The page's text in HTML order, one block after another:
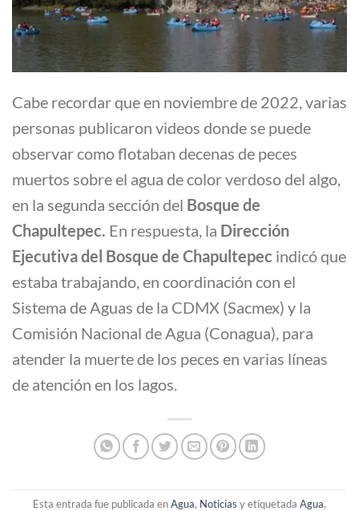
Cabe recordar que en noviembre de 2022, varias
personas publicaron videos donde se puede
observar como flotaban decenas de peces
muertos sobre el agua de color verdoso del algo,
en la segunda sección del Bosque de
Chapultepec. En respuesta, la Dirección
Ejecutiva del Bosque de Chapultepec indicó que
estaba trabajando, en coordinación con el
Sistema de Aguas de la CDMX (Sacmex) y la
Comisión Nacional de Agua (Conagua), para
atender la muerte de los peces en varias líneas
de atención en los lagos.
Esta entrada fue publicada enAgua, Noticias y etiquetada Agua,